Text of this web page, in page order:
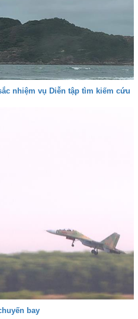
nhiệm vụ Diễn tập tìm kiếm cứu
bay